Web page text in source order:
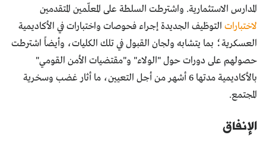
المدارس الاستثمارية. واشترطت السلطة على المعلّمين المتقدمين
لاختبارات التوظيف الجديدة إجراء فحوصات واختبارات في الأكاديمية
العسكرية؛ بما يتشابه ولجان القبول في تلك الكليات، وأيضاً اشترطت
حصولهم على دورات حول "الولاء" و"مقتضيات الأمن القومي"
بالأكاديمية مدتها 6 أشهر من أجل التعيين، ما أثار غضب وسخرية
المجتمع.
الإنفاق